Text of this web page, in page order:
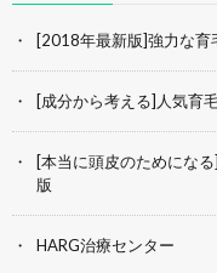
[2018年最新版]強力な育
[成分から考える]人気育
[本当に頭皮のためにな
版
HARG治療センター